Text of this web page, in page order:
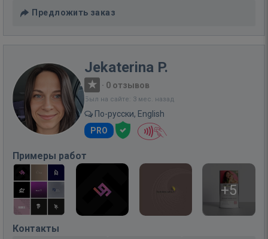
Предложить заказ
Jekaterina P.
· 0 отзывов
Был на сайте: 3 мес. назад
По-русски, English
PRO
Примеры работ
+5
Контакты